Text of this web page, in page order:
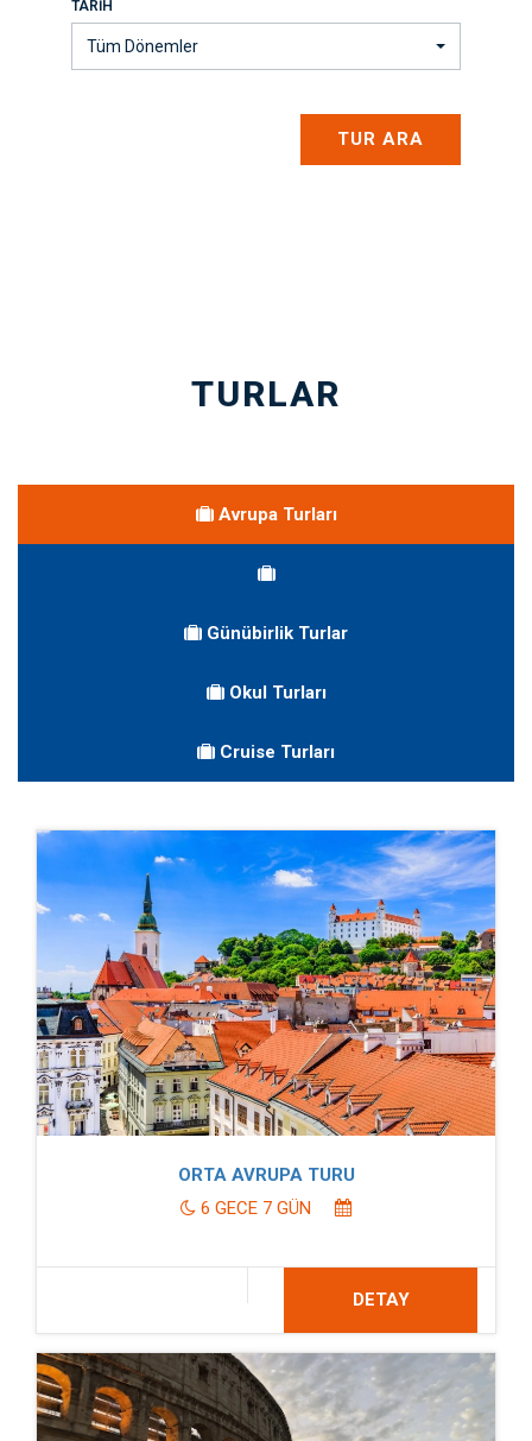
TARIH
Tüm Dönemler
TUR ARA
TURLAR
Avrupa Turları
Günübirlik Turlar
Okul Turları
Cruise Turları
ORTA AVRUPA TURU
6 GECE 7 GÜN
DETAY